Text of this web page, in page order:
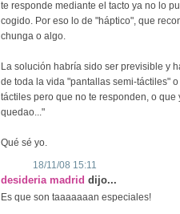
te responde mediante el tacto ya no lo
cogido. Por eso lo de "háptico", que
chunga o algo.
La solución habría sido ser previsible y
de toda la vida "pantallas semi-táctiles"
táctiles pero que no te responden, o
quedao..."
Qué sé yo.
18/11/08 15:11
desideria madrid dijo...
Es que son taaaaaaan especiales!